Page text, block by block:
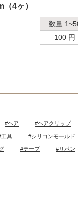
4ヶ）
数量
100 円
#ヘア #ヘアクリップ
工具 #シリコンモールド
#テープ #リボン